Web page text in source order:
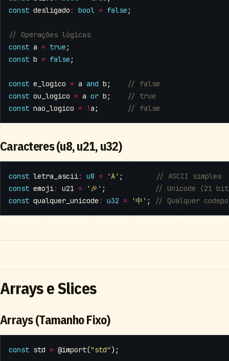
const desligado : bool = false ;
const a = true ;
const b = false ;
const e_logico = a and b ;
const ou_logico = a or b ;
const nao_logico = !a ;
Caracteres (u8, u21, u32)
const letra_ascii: u8 = 'A' ;
const emoji: u21 = '🎉' ;
const qualquer_unicode : u32 = '中' ;
Arrays e Slices
Arrays (Tamanho Fixo)
const std = @import("std");